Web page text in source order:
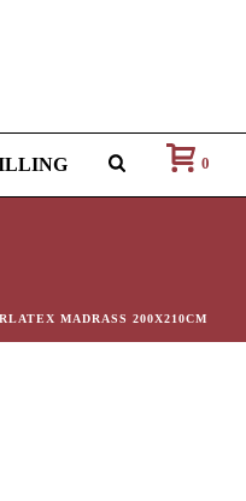
0
MADRASS 200X210CM